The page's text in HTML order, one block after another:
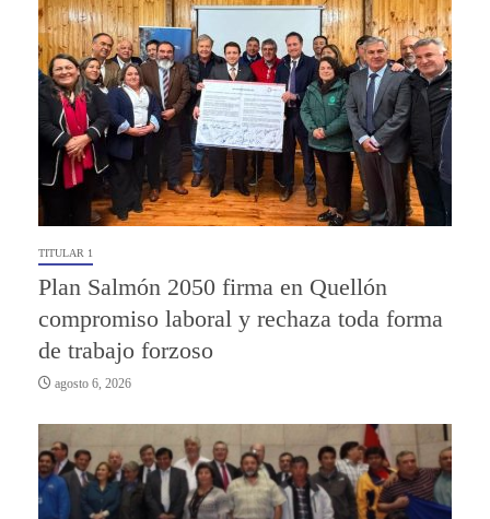
TITULAR 1
Plan Salmón 2050 firma en Quellón
compromiso laboral y rechaza toda forma
de trabajo forzoso
agosto 6, 2026